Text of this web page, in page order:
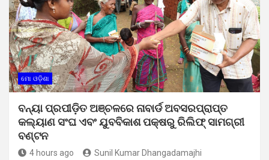
ମୋ ଓଡ଼ିଶା
ବନ୍ୟା ପ୍ରପୀଡ଼ିତ ଅଞ୍ଚଳରେ ନାବାର୍ଡ ଅବସରପ୍ରାପ୍ତ
କଲ୍ୟାଣ ସଂଘ ଏବଂ ଯୁବବିକାଶ ପକ୍ଷରୁ ରିଲିଫ୍ ସାମଗ୍ରୀ
ବଣ୍ଟନ
4 hours ago Sunil Kumar Dhangadamajhi